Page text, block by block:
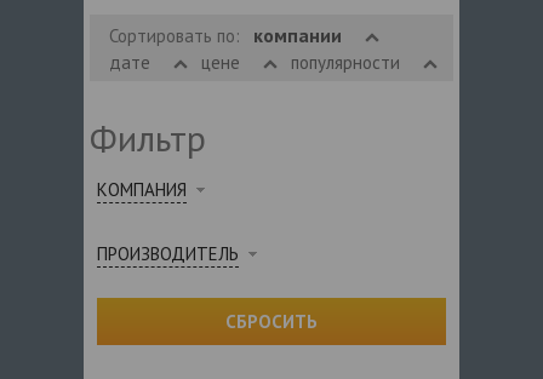
Сортировать по: компании
дате цене популярности
Фильтр
КОМПАНИЯ
ПРОИЗВОДИТЕЛЬ
СБРОСИТЬ